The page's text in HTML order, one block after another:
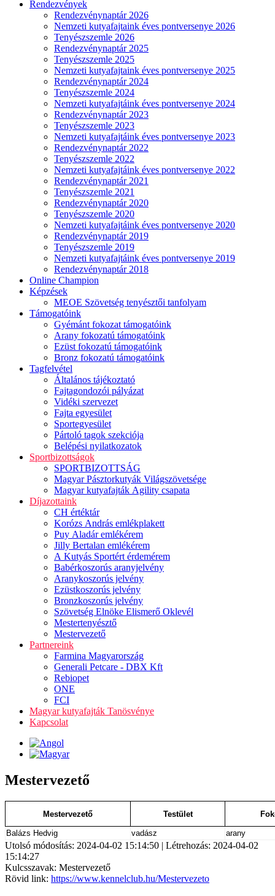
Rendezvények
Rendezvénynaptár 2026
Nemzeti kutyafajtaink éves pontversenye 2026
Tenyészszemle 2026
Rendezvénynaptár 2025
Tenyészszemle 2025
Nemzeti kutyafajtaink éves pontversenye 2025
Rendezvénynaptár 2024
Tenyészszemle 2024
Nemzeti kutyafajtáink éves pontversenye 2024
Rendezvénynaptár 2023
Tenyészszemle 2023
Nemzeti kutyafajtáink éves pontversenye 2023
Rendezvénynaptár 2022
Tenyészszemle 2022
Nemzeti kutyafajtáink éves pontversenye 2022
Rendezvénynaptár 2021
Tenyészszemle 2021
Rendezvénynaptár 2020
Tenyészszemle 2020
Nemzeti kutyafajtáink éves pontversenye 2020
Rendezvénynaptár 2019
Tenyészszemle 2019
Nemzeti kutyafajtáink éves pontversenye 2019
Rendezvénynaptár 2018
Online Champion
Képzések
MEOE Szövetség tenyésztői tanfolyam
Támogatóink
Gyémánt fokozat támogatóink
Arany fokozatú támogatóink
Ezüst fokozatú támogatóink
Bronz fokozatú támogatóink
Tagfelvétel
Általános tájékoztató
Fajtagondozói pályázat
Vidéki szervezet
Fajta egyesület
Sportegyesület
Pártoló tagok szekciója
Belépési nyilatkozatok
Sportbizottságok
SPORTBIZOTTSÁG
Magyar Pásztorkutyák Világszövetsége
Magyar kutyafajták Agility csapata
Díjazottaink
CH értéktár
Korózs András emlékplakett
Puy Aladár emlékérem
Jilly Bertalan emlékérem
A Kutyás Sportért érdemérem
Babérkoszorús aranyjelvény
Aranykoszorús jelvény
Ezüstkoszorús jelvény
Bronzkoszorús jelvény
Szövetség Elnöke Elismerő Oklevél
Mestertenyésztő
Mestervezető
Partnereink
Farmina Magyarország
Generali Petcare - DBX Kft
Rebiopet
ONE
FCI
Magyar kutyafajták Tanösvénye
Kapcsolat
Mestervezető
Mestervezető Testület
Balázs Hedvig vadász arany
Utolsó módosítás: 2024-04-02 15:14:50 | Létrehozás: 2024-04-02
15:14:27
Kulcsszavak: Mestervezető
Rövid link: https://www.kennelclub.hu/Mestervezeto